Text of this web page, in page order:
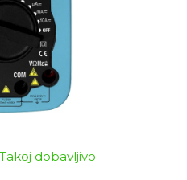
Takoj dobavljivo